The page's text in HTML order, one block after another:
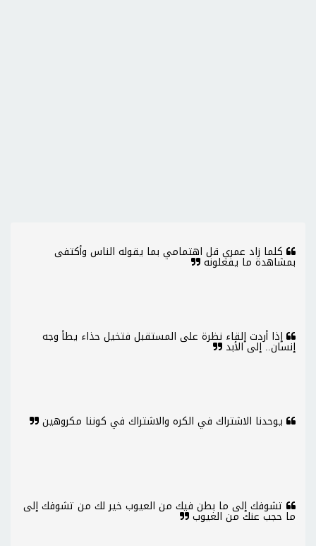
كلما زاد عمري قل اهتمامي بما يقوله الناس وأكتفى
بمشاهدة ما يفعلونه
إذا أردت إلقاء نظرة على المستقبل فتخيل حذاء يطأ وجه
إنسان.. إلى الأبد
يوحدنا الاشتراك في الكره والاشتراك في كوننا مكروهين
تشوفك إلى ما بطن فيك من العيوب خير لك من تشوفك إلى
ما حجب عنك من الغيوب